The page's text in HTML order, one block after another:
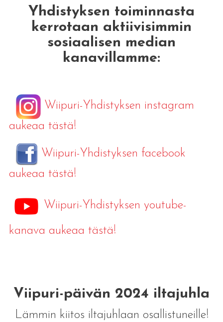
Yhdistyksen toiminnasta
kerrotaan aktiivisimmin
sosiaalisen median
kanavillamme:
Wiipuri-Yhdistyksen instagram
aukeaa tästä!
Wiipuri-Yhdistyksen facebook
aukeaa tästä!
Wiipuri-Yhdistyksen youtube-
kanava aukeaa tästä!
Viipuri-päivän 2024 iltajuhla
Lämmin kiitos iltajuhlaan osallistuneille!